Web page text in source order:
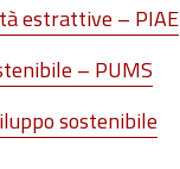
estrattive – PIAE
– PUMS
sostenibile